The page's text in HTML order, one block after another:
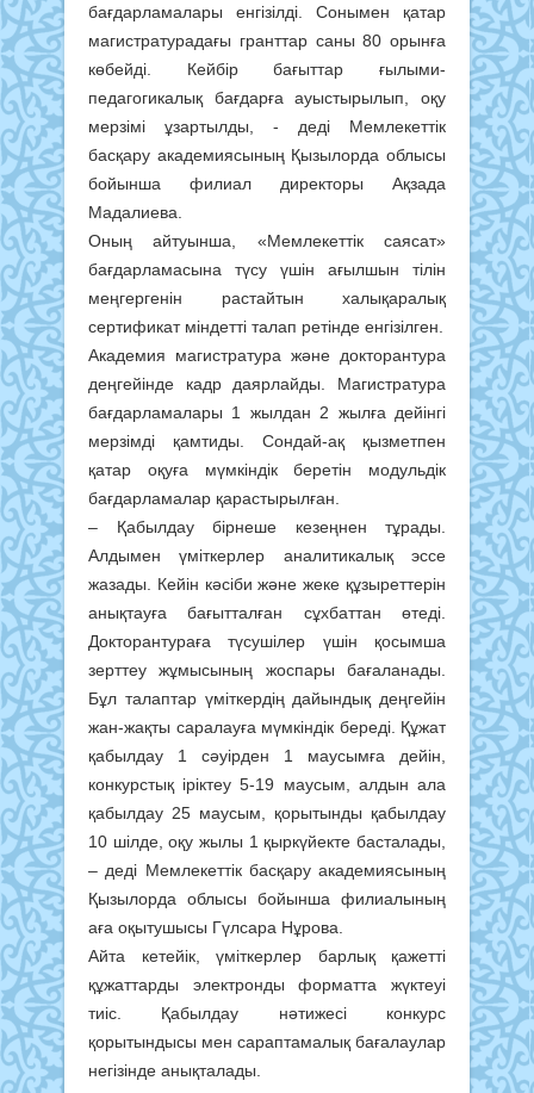
бағдарламалары енгізілді. Сонымен қатар
магистратурадағы гранттар саны 80 орынға
көбейді. Кейбір бағыттар ғылыми-
педагогикалық бағдарға ауыстырылып, оқу
мерзімі ұзартылды, - деді Мемлекеттік
басқару академиясының Қызылорда облысы
бойынша филиал директоры Ақзада
Мадалиева.
Оның айтуынша, «Мемлекеттік саясат»
бағдарламасына түсу үшін ағылшын тілін
меңгергенін растайтын халықаралық
сертификат міндетті талап ретінде енгізілген.
Академия магистратура және докторантура
деңгейінде кадр даярлайды. Магистратура
бағдарламалары 1 жылдан 2 жылға дейінгі
мерзімді қамтиды. Сондай-ақ қызметпен
қатар оқуға мүмкіндік беретін модульдік
бағдарламалар қарастырылған.
– Қабылдау бірнеше кезеңнен тұрады.
Алдымен үміткерлер аналитикалық эссе
жазады. Кейін кәсіби және жеке құзыреттерін
анықтауға бағытталған сұхбаттан өтеді.
Докторантураға түсушілер үшін қосымша
зерттеу жұмысының жоспары бағаланады.
Бұл талаптар үміткердің дайындық деңгейін
жан-жақты саралауға мүмкіндік береді. Құжат
қабылдау 1 сәуірден 1 маусымға дейін,
конкурстық іріктеу 5-19 маусым, алдын ала
қабылдау 25 маусым, қорытынды қабылдау
10 шілде, оқу жылы 1 қыркүйекте басталады,
– деді Мемлекеттік басқару академиясының
Қызылорда облысы бойынша филиалының
аға оқытушысы Гүлсара Нұрова.
Айта кетейік, үміткерлер барлық қажетті
құжаттарды электронды форматта жүктеуі
тиіс. Қабылдау нәтижесі конкурс
қорытындысы мен сараптамалық бағалаулар
негізінде анықталады.